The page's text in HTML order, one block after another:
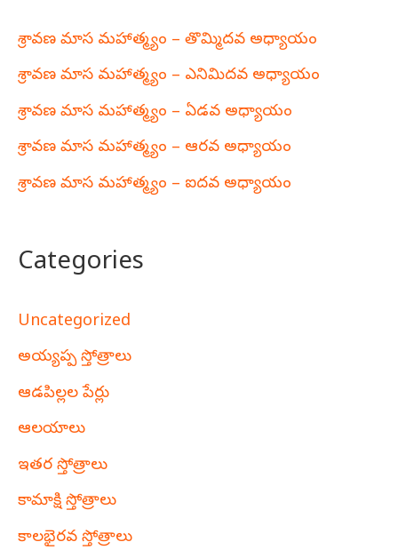
శ్రావణ మాస మహాత్మ్యం – తొమ్మిదవ అధ్యాయం
శ్రావణ మాస మహాత్మ్యం – ఎనిమిదవ అధ్యాయం
శ్రావణ మాస మహాత్మ్యం – ఏడవ అధ్యాయం
శ్రావణ మాస మహాత్మ్యం – ఆరవ అధ్యాయం
శ్రావణ మాస మహాత్మ్యం – ఐదవ అధ్యాయం
Categories
Uncategorized
అయ్యప్ప స్తోత్రాలు
ఆడపిల్లల పేర్లు
ఆలయాలు
ఇతర స్తోత్రాలు
కామాక్షి స్తోత్రాలు
కాలభైరవ స్తోత్రాలు